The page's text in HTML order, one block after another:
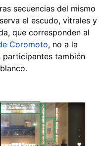
secuencias del mismo
el escudo, vitrales y
que corresponden al
Coromoto, no a la
participantes también